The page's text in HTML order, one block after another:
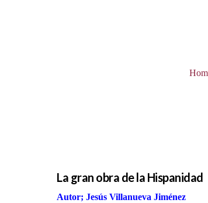
La gran obra de la Hispanidad
Autor; Jesús Villanueva Jiménez